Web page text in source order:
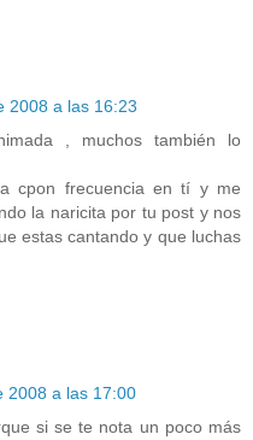
2008 a las 16:23
, muchos también lo
cpon frecuencia en tí y me
la naricita por tu post y nos
estas cantando y que luchas
2008 a las 17:00
si se te nota un poco más